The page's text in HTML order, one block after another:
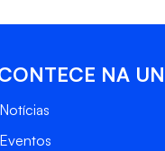
NA
Notícias
Eventos